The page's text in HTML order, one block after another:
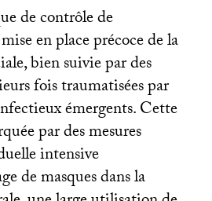
de contrôle de
en place précoce de la
bien suivie par des
fois traumatisées par
émergents. Cette
par des mesures
intensive
de masques dans la